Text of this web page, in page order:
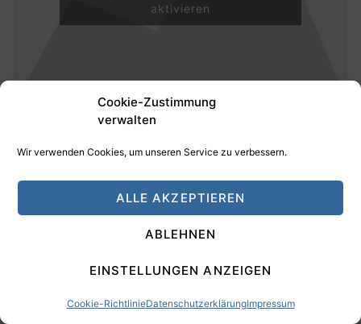
Cookie-Zustimmung
verwalten
Wir verwenden Cookies, um unseren Service zu verbessern.
ALLE AKZEPTIEREN
ABLEHNEN
EINSTELLUNGEN ANZEIGEN
Cookie-RichtlinieDatenschutzerklärungImpressum
aktivieren
Facebook Gruppe beitreten
Die Trader-Zeitung mit 50 % Tim-